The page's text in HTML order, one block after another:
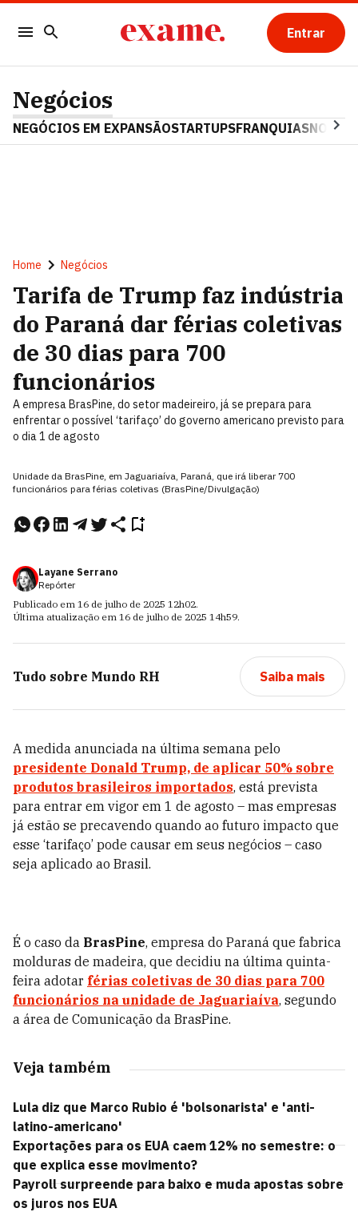
Entrar
Negócios
NEGÓCIOS EM EXPANSÃOSTARTUPSFRANQUIAS
Home Negócios
Tarifa de Trump faz indústria
do Paraná dar férias coletivas
de 30 dias para 700
funcionários
A empresa BrasPine, do setor madeireiro, já se prepara para
enfrentar o possível ‘tarifaço’ do governo americano previsto para
o dia 1 de agosto
Unidade da BrasPine, em Jaguariaíva, Paraná, que irá liberar 700
funcionários para férias coletivas (BrasPine/Divulgação)
Layane Serrano
Repórter
Publicado em 16 de julho de 2025 12h02.
Última atualização em 16 de julho de 2025 14h59.
Tudo sobre Mundo RH Saiba mais
A medida anunciada na última semana pelo
presidente Donald Trump, de aplicar 50% sobre
produtos brasileiros importados, está prevista
para entrar em vigor em 1 de agosto – mas empresas
já estão se precavendo quando ao futuro impacto que
esse ‘tarifaço’ pode causar em seus negócios – caso
seja aplicado ao Brasil.
É o caso da BrasPine, empresa do Paraná que fabrica
molduras de madeira, que decidiu na última quinta-
feira adotar férias coletivas de 30 dias para 700
funcionários na unidade de Jaguariaíva, segundo
a área de Comunicação da BrasPine.
Veja também
Lula diz que Marco Rubio é 'bolsonarista' e 'anti-
latino-americano'
Exportações para os EUA caem 12% no semestre: o
que explica esse movimento?
Payroll surpreende para baixo e muda apostas sobre
os juros nos EUA